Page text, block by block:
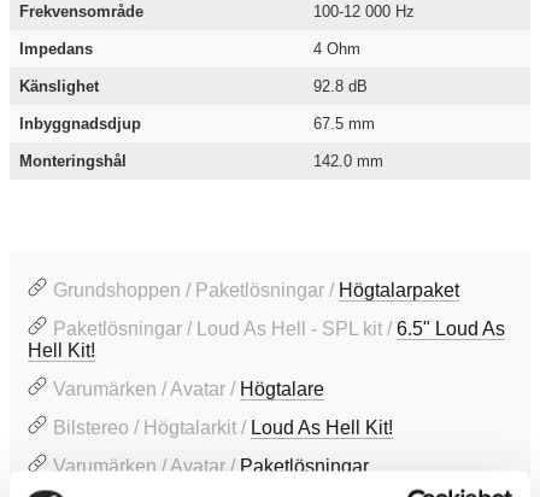
Frekvensområde 100-12 000 Hz
Impedans 4 Ohm
Känslighet 92.8 dB
Inbyggnadsdjup 67.5 mm
Monteringshål 142.0 mm
Grundshoppen / Paketlösningar / Högtalarpaket
Paketlösningar / Loud As Hell - SPL kit /6.5" Loud As
Hell Kit!
Varumärken / Avatar / Högtalare
Bilstereo / Högtalarkit / Loud As Hell Kit!
Varumärken / Avatar / Paketlösningar